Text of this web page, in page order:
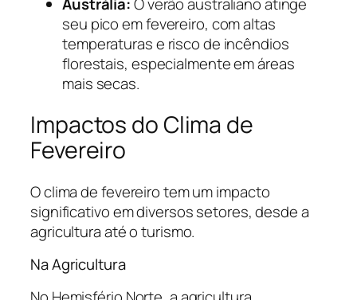
seu pico em fevereiro, com altas
temperaturas e risco de incêndios
florestais, especialmente em áreas
mais secas.
Impactos do Clima de
Fevereiro
O clima de fevereiro tem um impacto
significativo em diversos setores, desde a
agricultura até o turismo.
Na Agricultura